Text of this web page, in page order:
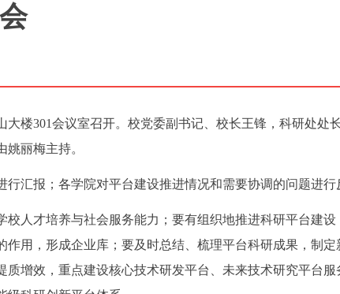
大楼301会议室召开。校党委副书记、校长王锋，科研处处
丽梅主持。
汇报；各学院对平台建设推进情况和需要协调的问题进行
校人才培养与社会服务能力；要有组织地推进科研平台建设
用，形成企业库；要及时总结、梳理平台科研成果，制定
增效，重点建设核心技术研发平台、未来技术研究平台服